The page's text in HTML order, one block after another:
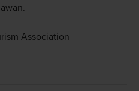
Association